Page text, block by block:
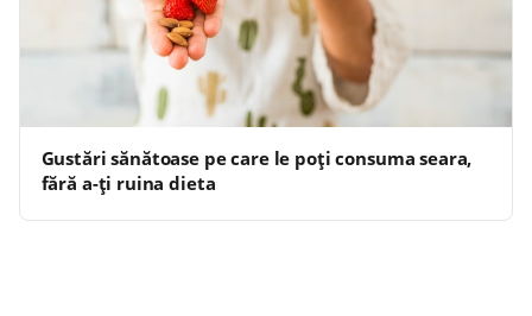
Gustări sănătoase pe care le poți consuma seara,
fără a-ți ruina dieta